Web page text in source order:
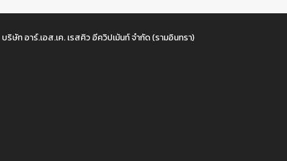
บริษัท อาร์.เอส.เค. เรสคิว อีควิปเม้นท์ จำกัด (รามอินทรา)